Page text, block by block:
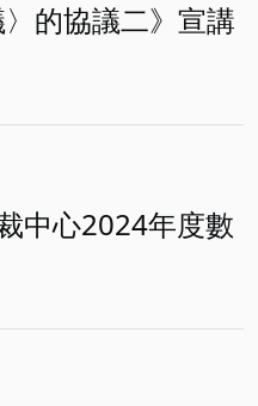
〉的協議二》宣講
中心2024年度數